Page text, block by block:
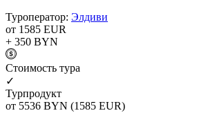
Туроператор: Элдиви
от 1585 EUR
+ 350 BYN
Cтоимость тура
✓
Турпродукт
от 5536 BYN (1585 EUR)